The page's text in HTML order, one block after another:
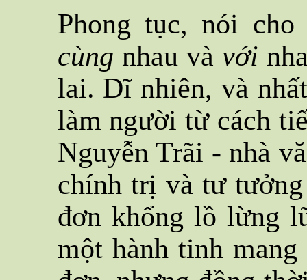
Phong tục, nói
cùng nhau và với
lai. Dĩ nhiên, và
làm người từ cách
Nguyễn Trãi - nhà
chính trị và tư
đơn khổng lồ lừng
một hành tinh